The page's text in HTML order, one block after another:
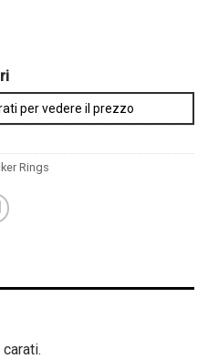
per vedere il prezzo
Rings